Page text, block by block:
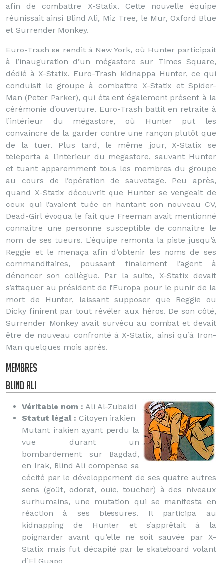
afin de combattre X-Statix. Cette nouvelle équipe
réunissait ainsi Blind Ali, Miz Tree, le Mur, Oxford Blue
et Surrender Monkey.
Euro-Trash se rendit à New York, où Hunter participait
à l’inauguration d’un mégastore sur Times Square,
dédié à X-Statix. Euro-Trash kidnappa Hunter, ce qui
conduisit le groupe à combattre X-Statix et Spider-
Man (Peter Parker), qui étaient également présent à la
cérémonie d’ouverture. Euro-Trash battit en retraite à
l’intérieur du mégastore, où Hunter put les
convaincre de la garder contre une rançon plutôt que
de la tuer. Plus tard, le même jour, X-Statix se
téléporta à l’intérieur du mégastore, sauvant Hunter
et tuant apparemment tous les membres du groupe
au cours de l’opération de sauvetage. Peu après,
quand X-Statix découvrit que Hunter se vengeait de
ceux qui l’avaient tuée en hantant son nouveau CV,
Dead-Girl évoqua le fait que Freeman avait mentionné
connaître une personne susceptible de connaître le
nom de ses tueurs. L’équipe remonta la piste jusqu’à
Reggie et le menaça afin d’obtenir les noms de ses
commanditaires, poussant finalement l’agent à
dénoncer son collègue. Par la suite, X-Statix devait
s’attaquer au président de l’Europa pour le punir de la
mort de Hunter, laissant supposer que Reggie ou
Dicky finirent par tout révéler aux héros. De son côté,
Surrender Monkey avait survécu au combat et devait
être de nouveau confronté à X-Statix, ainsi qu’à Iron-
Man quelques mois après.
Membres
Blind Ali
Véritable nom : Ali Al-Zubaidi
Statut légal : Citoyen irakien
Mutant irakien ayant perdu la
vue durant un
bombardement sur Bagdad,
en Irak, Blind Ali compense sa
cécité par le développement de ses quatre autres
sens (goût, odorat, ouïe, toucher) à des niveaux
surhumains, une mutation qui se manifesta en
réaction à ses blessures. Il participa au
kidnapping de Hunter et s’apprêtait à la
poignarder avant qu’elle ne soit sauvée par X-
Statix mais fut décapité par le skateboard volant
d’El Guapo.